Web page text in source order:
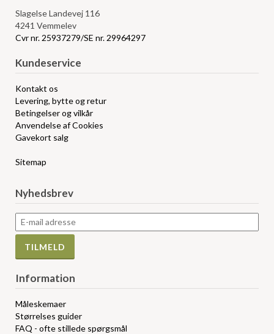
Slagelse Landevej 116
4241 Vemmelev
Cvr nr. 25937279/SE nr. 29964297
Kundeservice
Kontakt os
Levering, bytte og retur
Betingelser og vilkår
Anvendelse af Cookies
Gavekort salg
Sitemap
Nyhedsbrev
Information
Måleskemaer
Størrelses guider
FAQ - ofte stillede spørgsmål